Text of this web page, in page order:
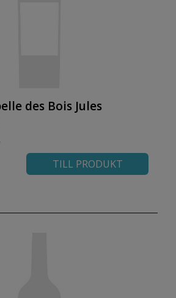
des Bois Jules
TILL PRODUKT